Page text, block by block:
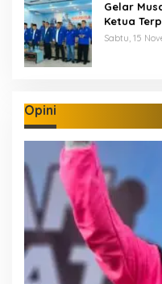
Gelar
Ketua
Sabtu, 15
Opini